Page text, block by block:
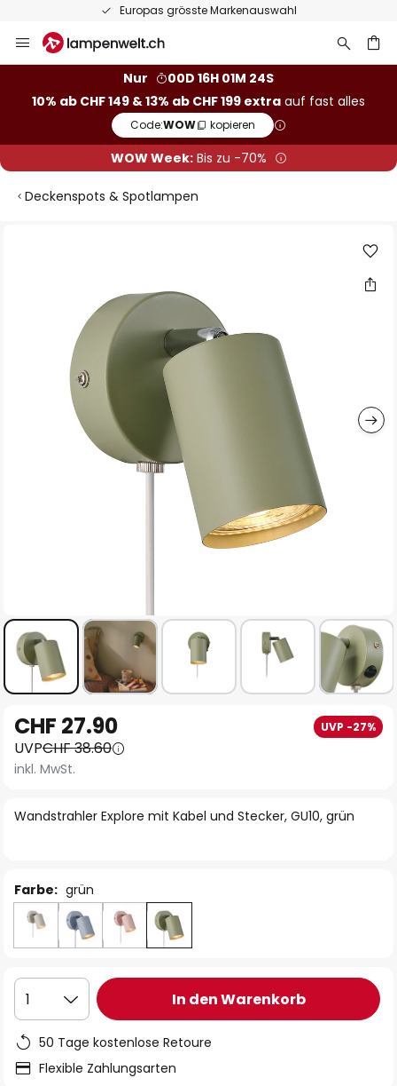
Europas grösste Markenauswahl
Inhalt
Nur
00D 16H 01M 23S
10% ab CHF 149 & 13% ab CHF 199 extra auf fast alles
Code:WOW kopieren
WOW Week:Bis zu -70%
Deckenspots & Spotlampen
Anfang
der
Bildgalerie
Wandstrahler Explore mit Kabel und Stecker, GU10, grün
CHF 27.90 UVP -27%
UVPCHF 38.60
inkl. MwSt.
Farbe: grün
1 In den Warenkorb
50 Tage kostenlose Retoure
Flexible Zahlungsarten